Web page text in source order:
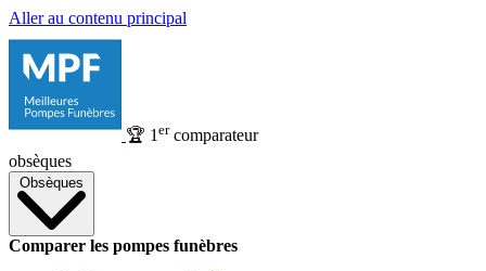
Aller au contenu principal
🏆 1 ercomparateur
obsèques
Obsèques
Comparer les pompes funèbres